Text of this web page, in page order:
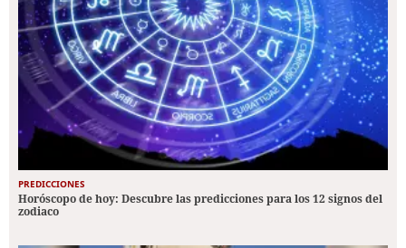
PREDICCIONES
Horóscopo de hoy: Descubre las predicciones para los 12 signos del
zodiaco